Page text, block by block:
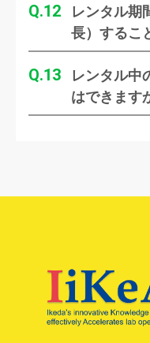
12
レンタル期
長）するこ
13
レンタル中
はできます